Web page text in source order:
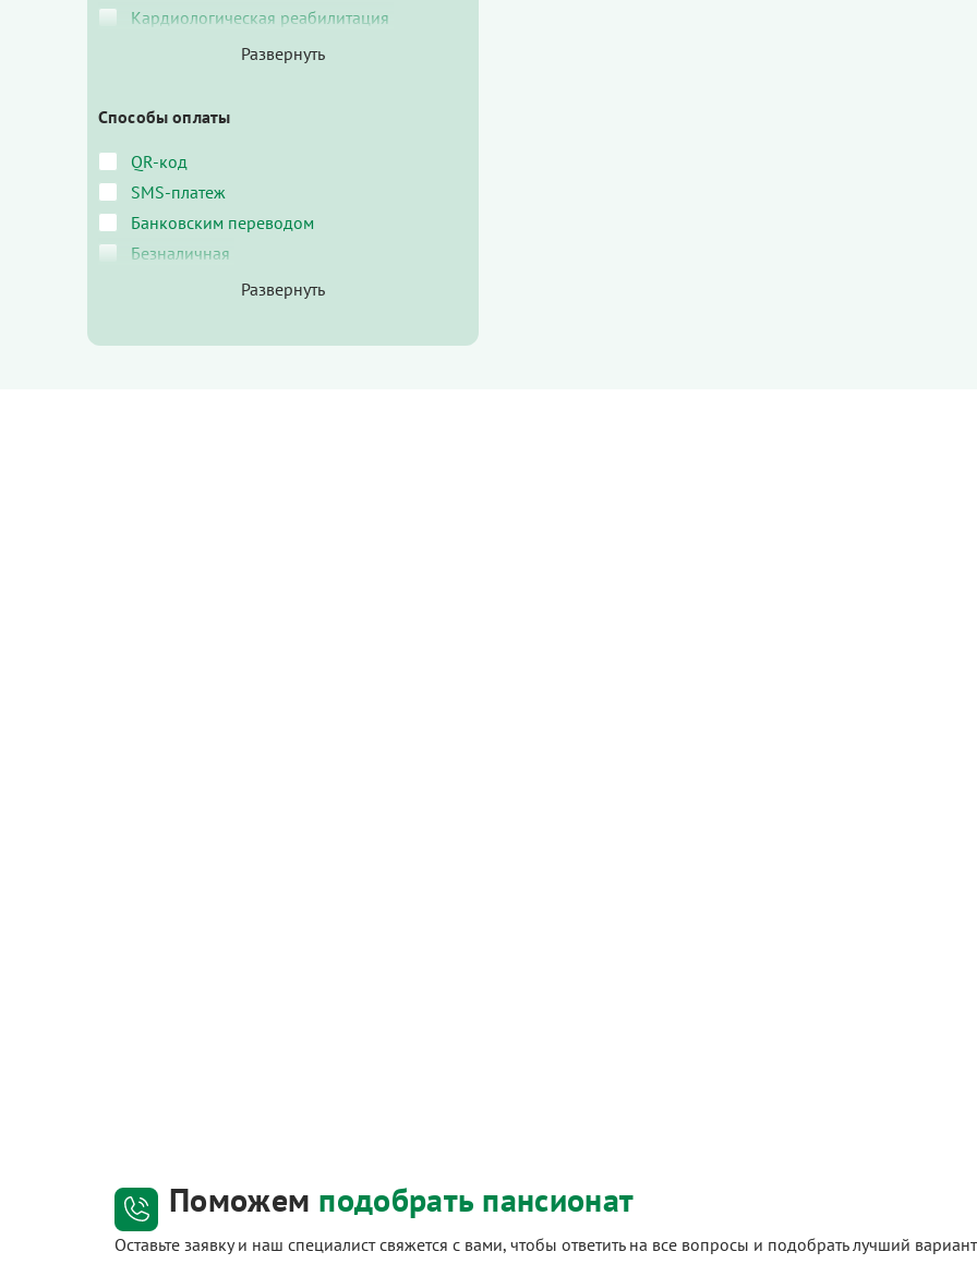
Кардиологическая реабилитация
Способы оплаты
QR-код
SMS-платеж
Банковским переводом
Безналичная
Поможем подобрать пансионат
Оставьте заявку и наш специалист свяжется с вами, чтобы ответить на все вопросы и подобрать лучший